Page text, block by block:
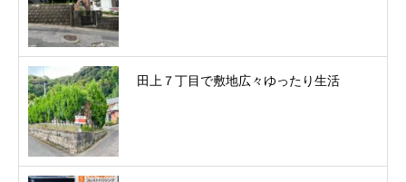
田上７丁目で敷地広々ゆったり生活